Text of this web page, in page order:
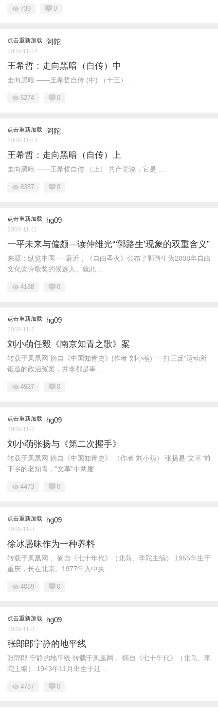
739 0
点击重新加载 阿陀
2009-11-14
王希哲：走向黑暗（自传）中
走向黑暗 ——王希哲自传 (中) （十三） ...
6274 0
点击重新加载 阿陀
2009-11-14
王希哲：走向黑暗（自传）上
走向黑暗 ——王希哲自传 （上） 共产党说，它是 ...
8357 0
点击重新加载 hg09
2009-11-11
一平未来与偏颇—读仲维光“‘郭路生’现象的双重含义”
来源：纵览中国 一 最近，《自由圣火》公布了郭路生为2008年自由
文化奖诗歌奖的候选人。就此 ...
4188 0
点击重新加载 hg09
2009-11-7
刘小萌任毅《南京知青之歌》案
转载于凤凰网 摘自《中国知青史》(作者 刘小萌) "一打三反"运动所
锻造的政治冤案，并非都是事 ...
4927 0
点击重新加载 hg09
2009-11-7
刘小萌张扬与《第二次握手》
转载于凤凰网 摘自《中国知青史》 （作者 刘小萌） 张扬是"文革"前
下乡的老知青，"文革"中两度 ...
4473 0
点击重新加载 hg09
2009-11-3
徐冰愚昧作为一种养料
转载于凤凰网， 摘自《七十年代》（北岛、李陀主编） 1955年生于
重庆，长在北京。1977年入中央 ...
4089 0
点击重新加载 hg09
2009-11-3
张郎郎宁静的地平线
张郎郎 宁静的地平线 转载于凤凰网， 摘自《七十年代》（北岛、李
陀主编） 1943年11月出生于延 ...
4787 0